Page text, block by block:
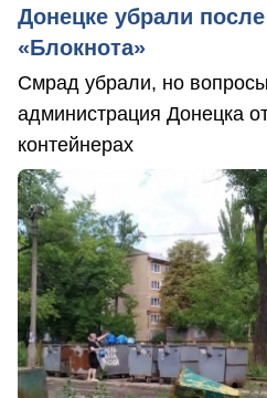
Донецке убрали
«Блокнота»
Смрад убрали, но
администрация Донецка
контейнерах